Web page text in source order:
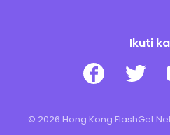
Ikuti
© 2026 Hong Kong FlashGet